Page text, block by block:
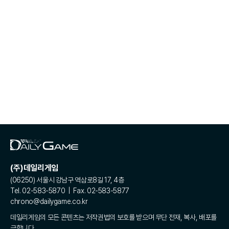
(주)데일리게임
(06250) 서울시 강남구 역삼로8길 17, 4층
Tel. 02-583-5870 | Fax. 02-583-5877
chrono@dailygame.co.kr
데일리게임의 모든 콘텐츠는 저작권법의 보호를 받으며 무단 전재, 복사, 배포를